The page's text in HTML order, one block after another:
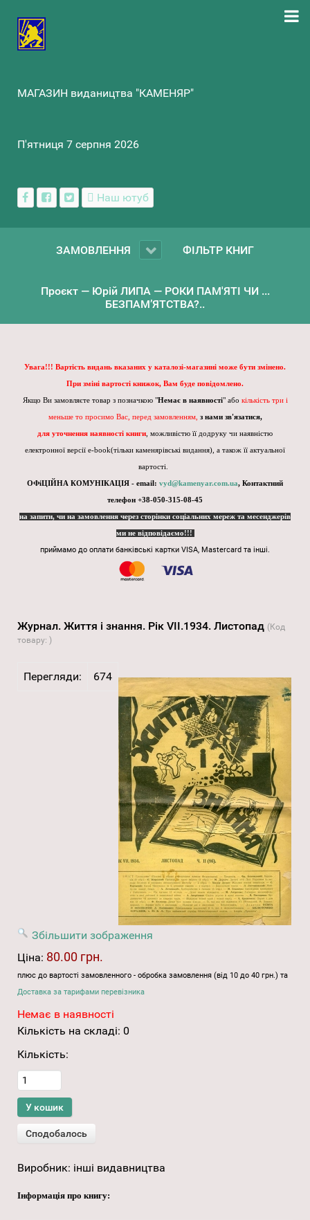
МАГАЗИН видаництва "КАМЕНЯР"
П'ятниця 7 серпня 2026
Наш ютуб
ЗАМОВЛЕННЯ ФІЛЬТР КНИГ
Проєкт — Юрій ЛИПА — РОКИ ПАМ'ЯТІ ЧИ ...
БЕЗПАМ’ЯТСТВА?..
Увага!!! Вартість видань вказаних у каталозі-магазині може бути змінено.
При зміні вартості книжок, Вам буде повідомлено.
Якщо Ви замовляєте товар з позначкою "Немає в наявності" або кількість три і
меньше то просимо Вас, перед замовленням, з нами зв'язатися,
для уточнення наявності книги , можливістю її додруку чи наявністю
електронної версії e-book(тільки каменярівські видання), а також її актуальної
вартості.
ОФіЦІЙНА КОМУНІКАЦІЯ - email: vyd@kamenyar.com.ua, Контактний
телефон +38-050-315-08-45
на запити, чи на замовлення через сторінки соціальних мереж та месенджерів
ми не відповідаємо!!!
приймамо до оплати банківські картки VISA, Mastercard та інші.
Журнал. Життя і знання. Рік VII.1934. Листопад (Код
товару: )
Перегляди: 674
Збільшити зображення
Ціна: 80.00 грн.
плюс до вартості замовленного - обробка замовлення (від 10 до 40 грн.) та
Доставка за тарифами перевізника
Немає в наявності
Кількість на складі: 0
Кількість:
Виробник: інші видавництва
Інформація про книгу: